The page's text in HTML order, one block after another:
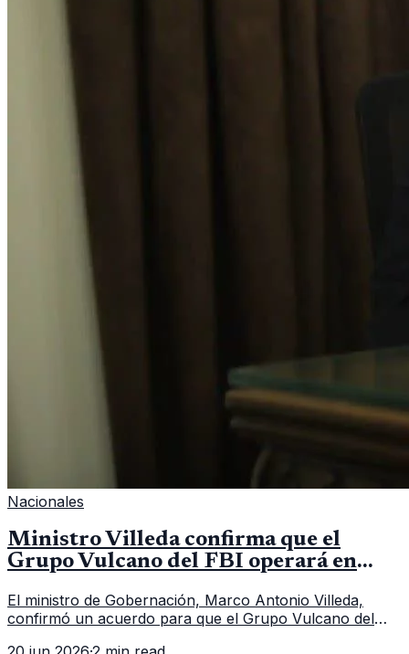
Nacionales
Ministro Villeda confirma que el
Grupo Vulcano del FBI operará en
El ministro de Gobernación, Marco Antonio Villeda,
confirmó un acuerdo para que el Grupo Vulcano del